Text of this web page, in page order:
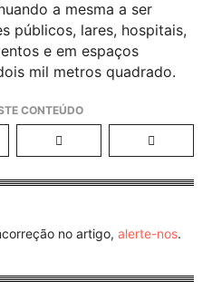
a mesma a ser
públicos, lares, hospitais,
e em espaços
mil metros quadrado.
no artigo, alerte-nos.